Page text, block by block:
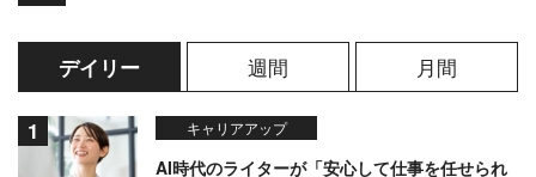
デイリー 週間 月間
キャリアアップ
AI時代のライターが「安心して仕事を任せられ